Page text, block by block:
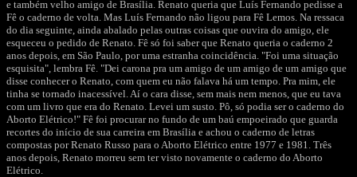
e também velho amigo de Brasília. Renato queria que Luís Fernando pedisse a
Fê o caderno de volta. Mas Luís Fernando não ligou para Fê Lemos. Na ressaca
do dia seguinte, ainda abalado pelas outras coisas que ouvira do amigo, ele
esqueceu o pedido de Renato. Fê só foi saber que Renato queria o caderno 2
anos depois, em São Paulo, por uma estranha coincidência. "Foi uma situação
esquisita", lembra Fê. "Dei carona pra um amigo de um amigo de um amigo que
disse conhecer o Renato, com quem eu não falava há um tempo. Pra mim, ele
tinha se tornado inacessível. Aí o cara disse, sem mais nem menos, que eu tava
com um livro que era do Renato. Levei um susto. Pô, só podia ser o caderno do
Aborto Elétrico!" Fê foi procurar no fundo de um baú empoeirado que guarda
recortes do início de sua carreira em Brasília e achou o caderno de letras
compostas por Renato Russo para o Aborto Elétrico entre 1977 e 1981. Três
anos depois, Renato morreu sem ter visto novamente o caderno do Aborto
Elétrico.